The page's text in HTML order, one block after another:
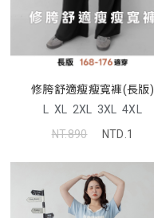
修胯舒適瘦瘦寬褲(長版)
L XL 2XL 3XL 4XL
NT.890
NTD.1